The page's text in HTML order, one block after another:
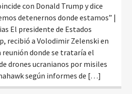
con Donald Trump y dice
detenernos donde estamos” |
El presidente de Estados
recibió a Volodimir Zelenski en
reunión donde se trataría el
drones ucranianos por misiles
según informes de […]